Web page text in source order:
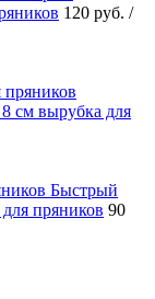
120 руб. /
см вырубка для
Быстрый
пряников 90